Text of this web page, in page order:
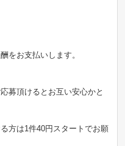
をお支払いします。
募頂けるとお互い安心かと
方は1件40円スタートでお願